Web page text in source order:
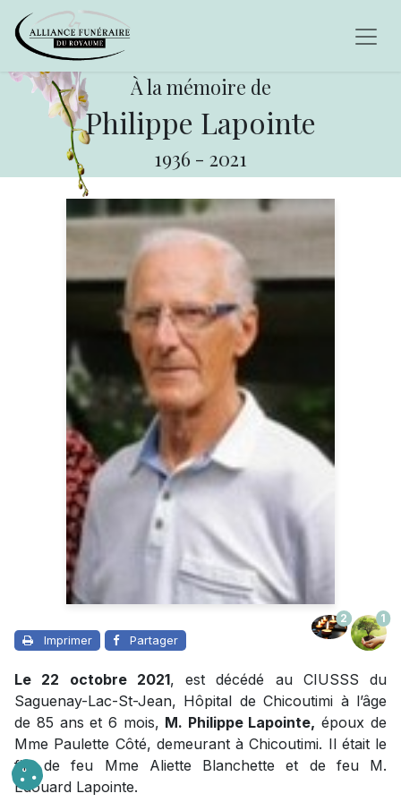
À la mémoire de
Philippe Lapointe
1936 - 2021
Imprimer Partager
2 1
Le 22 octobre 2021, est décédé au CIUSSS du
Saguenay-Lac-St-Jean, Hôpital de Chicoutimi à l’âge
de 85 ans et 6 mois, M. Philippe Lapointe, époux de
Mme Paulette Côté, demeurant à Chicoutimi. Il était le
fils de feu Mme Aliette Blanchette et de feu M.
Edouard Lapointe.